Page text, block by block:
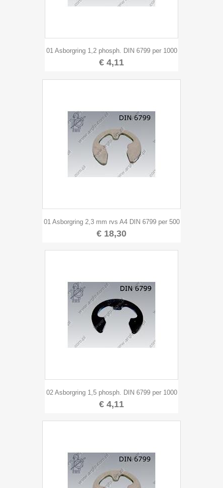
01 Asborgring 1,2 phosph. DIN 6799 per 1000
€ 4,11
01 Asborgring 2,3 mm rvs A4 DIN 6799 per 500
€ 18,30
02 Asborgring 1,5 phosph. DIN 6799 per 1000
€ 4,11